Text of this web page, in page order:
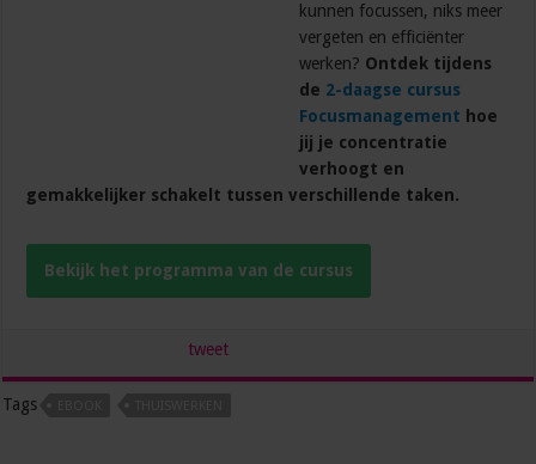
kunnen focussen, niks meer
vergeten en efficiënter
werken? Ontdek tijdens
de 2-daagse cursus
Focusmanagement hoe
jij je concentratie
verhoogt en
gemakkelijker schakelt tussen verschillende taken.
Bekijk het programma van de cursus
tweet
Tags